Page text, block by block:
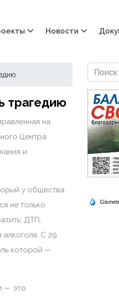
Новости
трагедию
на
Центра
и
у общества
не только
ДТП,
алкоголя. С 29
которой —
— это